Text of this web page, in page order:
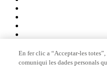
En fer clic a “Acceptar-les
comuniqui les dades personals